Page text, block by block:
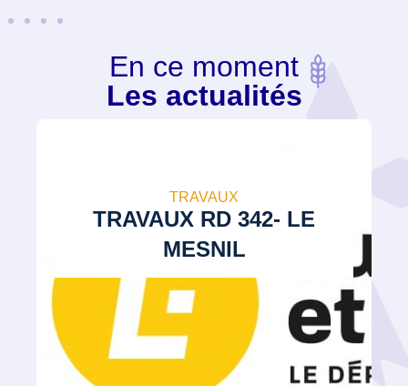
En ce moment
Les actualités
TRAVAUX
TRAVAUX RD 342- LE
MESNIL